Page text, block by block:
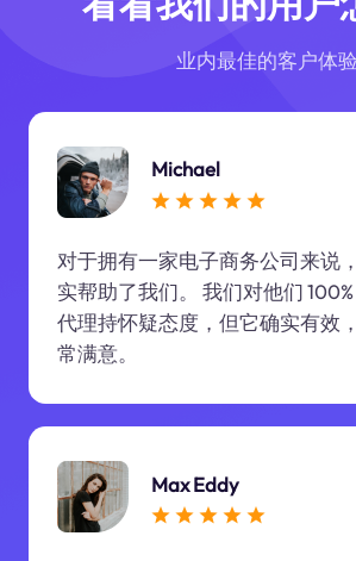
业内最佳的客户体验
Michael
对于拥有一家电子商务公司来说
实帮助了我们。 我们对他们
代理持怀疑态度，但它确实有效
常满意。
Max Eddy